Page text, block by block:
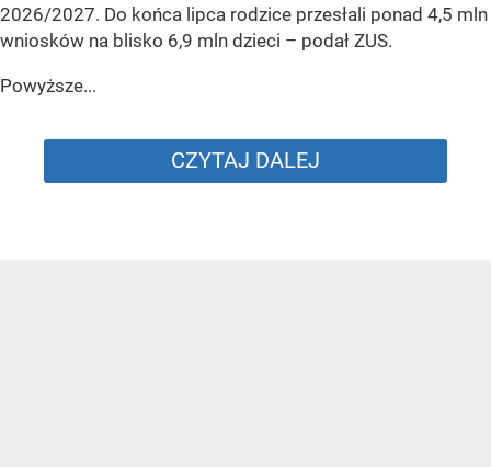
2026/2027. Do końca lipca rodzice przesłali ponad 4,5 mln
wniosków na blisko 6,9 mln dzieci – podał ZUS.
Powyższe...
CZYTAJ DALEJ